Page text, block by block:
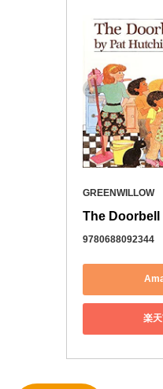
GREENWILLOW
The Doorbell
9780688092344
楽